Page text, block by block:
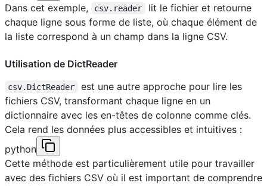
Dans cet exemple,
csv.reader
lit le fichier et retourne
chaque ligne sous forme de liste, où chaque élément de
la liste correspond à un champ dans la ligne CSV.
Utilisation de DictReader
csv.DictReader
est une autre approche pour lire les
fichiers CSV, transformant chaque ligne en un
dictionnaire avec les en-têtes de colonne comme clés.
Cela rend les données plus accessibles et intuitives :
python
Cette méthode est particulièrement utile pour travailler
avec des fichiers CSV où il est important de comprendre